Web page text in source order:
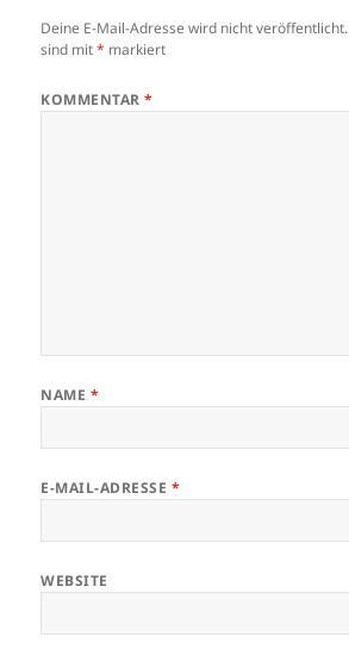
Deine E-Mail-Adresse wird nicht veröffentlicht.
sind mit* markiert
KOMMENTAR*
NAME *
E-MAIL-ADRESSE *
WEBSITE